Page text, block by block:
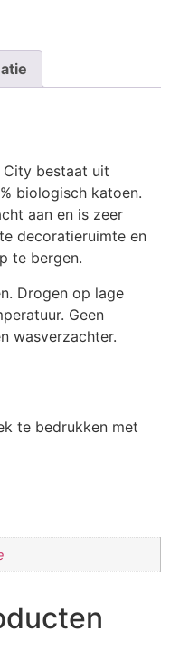
City bestaat uit
biologisch katoen.
aan en is zeer
decoratieruimte en
te bergen.
Drogen op lage
Geen
wasverzachter.
te bedrukken met